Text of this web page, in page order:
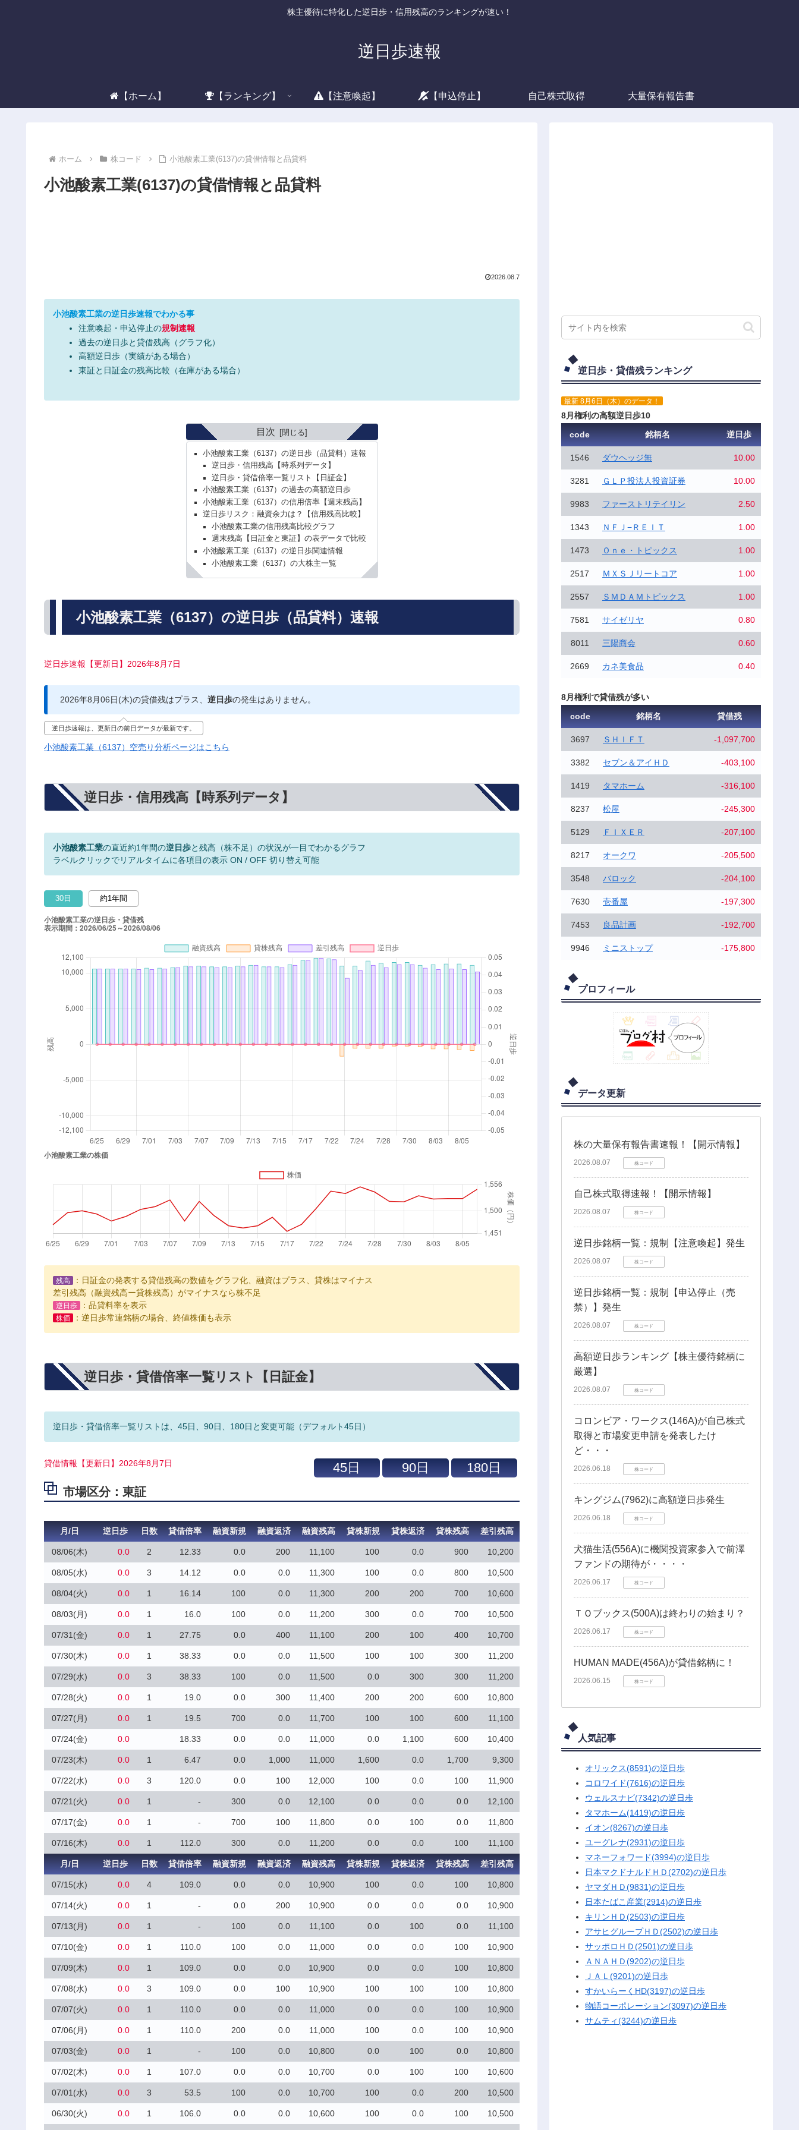
株主優待に特化した逆日歩・信用残高のランキングが速い！
逆日歩速報
【ホーム】 【ランキング】 【注意喚起】 【申込停止】 自己株式取得 大量保有報告書
ホーム 株コード 小池酸素工業(6137)の貸借情報と品貸料
小池酸素工業(6137)の貸借情報と品貸料
2026.08.7
小池酸素工業の逆日歩速報でわかる事
注意喚起・申込停止の規制速報
過去の逆日歩と貸借残高（グラフ化）
高額逆日歩（実績がある場合）
東証と日証金の残高比較（在庫がある場合）
目次
小池酸素工業（6137）の逆日歩（品貸料）速報
逆日歩・信用残高【時系列データ】
逆日歩・貸借倍率一覧リスト【日証金】
小池酸素工業（6137）の過去の高額逆日歩
小池酸素工業（6137）の信用倍率【週末残高】
逆日歩リスク：融資余力は？【信用残高比較】
小池酸素工業の信用残高比較グラフ
週末残高【日証金と東証】の表データで比較
小池酸素工業（6137）の逆日歩関連情報
小池酸素工業（6137）の大株主一覧
小池酸素工業（6137）の逆日歩（品貸料）速報
逆日歩速報【更新日】2026年8月7日
2026年8月06日(木)の貸借残はプラス、 逆日歩の発生はありません。
逆日歩速報は、更新日の前日データが最新です。
小池酸素工業（6137）空売り分析ページはこちら
逆日歩・信用残高【時系列データ】
小池酸素工業の直近約1年間の逆日歩と残高（株不足）の状況が一目でわかるグラフ
ラベルクリックでリアルタイムに各項目の表示 ON / OFF 切り替え可能
30日 約1年間
残高
：日証金の発表する貸借残高の数値をグラフ化、融資はプラス、貸株はマイナス
差引残高（融資残高ー貸株残高）がマイナスなら株不足
逆日歩 ：品貸料率を表示
株価 ：逆日歩常連銘柄の場合、終値株価も表示
逆日歩・貸借倍率一覧リスト【日証金】
逆日歩・貸借倍率一覧リストは、45日、90日、180日と変更可能（デフォルト45日）
貸借情報【更新日】2026年8月7日
市場区分：東証
月/日 逆日歩 日数 貸借倍率 融資新規 融資返済 融資残高 貸株新規 貸株返済 貸株残高 差引残高
08/06(木) 0.0 2 12.33 0.0 200 11,100 100 0.0 900 10,200
08/05(水) 0.0 3 14.12 0.0 0.0 11,300 100 0.0 800 10,500
08/04(火) 0.0 1 16.14 100 0.0 11,300 200 200 700 10,600
08/03(月) 0.0 1 16.0 100 0.0 11,200 300 0.0 700 10,500
07/31(金) 0.0 1 27.75 0.0 400 11,100 200 100 400 10,700
07/30(木) 0.0 1 38.33 0.0 0.0 11,500 100 100 300 11,200
07/29(水) 0.0 3 38.33 100 0.0 11,500 0.0 300 300 11,200
07/28(火) 0.0 1 19.0 0.0 300 11,400 200 200 600 10,800
07/27(月) 0.0 1 19.5 700 0.0 11,700 100 100 600 11,100
07/24(金) 0.0 18.33 0.0 0.0 11,000 0.0 1,100 600 10,400
07/23(木) 0.0 1 6.47 0.0 1,000 11,000 1,600 0.0 1,700 9,300
07/22(水) 0.0 3 120.0 0.0 100 12,000 100 0.0 100 11,900
07/21(火) 0.0 1 - 300 0.0 12,100 0.0 0.0 0.0 12,100
07/17(金) 0.0 1 - 700 100 11,800 0.0 100 0.0 11,800
07/16(木) 0.0 1 112.0 300 0.0 11,200 0.0 0.0 100 11,100
月/日 逆日歩 日数 貸借倍率 融資新規 融資返済 融資残高 貸株新規 貸株返済 貸株残高 差引残高
07/15(水) 0.0 4 109.0 0.0 0.0 10,900 100 0.0 100 10,800
07/14(火) 0.0 1 - 0.0 200 10,900 0.0 0.0 0.0 10,900
07/13(月) 0.0 1 - 100 0.0 11,100 0.0 100 0.0 11,100
07/10(金) 0.0 1 110.0 100 0.0 11,000 0.0 0.0 100 10,900
07/09(木) 0.0 1 109.0 0.0 0.0 10,900 0.0 0.0 100 10,800
07/08(水) 0.0 3 109.0 0.0 100 10,900 100 100 100 10,800
07/07(火) 0.0 1 110.0 0.0 0.0 11,000 0.0 0.0 100 10,900
07/06(月) 0.0 1 110.0 200 0.0 11,000 100 0.0 100 10,900
07/03(金) 0.0 1 - 100 0.0 10,800 0.0 100 0.0 10,800
07/02(木) 0.0 1 107.0 0.0 0.0 10,700 0.0 100 100 10,600
07/01(水) 0.0 3 53.5 100 0.0 10,700 100 0.0 200 10,500
06/30(火) 0.0 1 106.0 0.0 0.0 10,600 100 0.0 100 10,500
逆日歩・貸借残ランキング
最新 8月6日（木）のデータ！
8月権利の高額逆日歩10
code
銘柄名 逆日歩
1546 ダウヘッジ無 10.00
3281 ＧＬＰ投法人投資証券 10.00
9983 ファーストリテイリン 2.50
1343 ＮＦＪ−ＲＥＩＴ 1.00
1473 Ｏｎｅ・トピックス 1.00
2517 ＭＸＳＪリートコア 1.00
2557 ＳＭＤＡＭトピックス 1.00
7581 サイゼリヤ 0.80
8011 三陽商会 0.60
2669 カネ美食品 0.40
8月権利で貸借残が多い
code
銘柄名 貸借残
3697 ＳＨＩＦＴ -1,097,700
3382 セブン＆アイＨＤ -403,100
1419 タマホーム -316,100
8237 松屋 -245,300
5129 ＦＩＸＥＲ -207,100
8217 オークワ -205,500
3548 バロック -204,100
7630 壱番屋 -197,300
7453 良品計画 -192,700
9946 ミニストップ -175,800
プロフィール
データ更新
株の大量保有報告書速報！【開示情報】
2026.08.07 株コード
自己株式取得速報！【開示情報】
2026.08.07 株コード
逆日歩銘柄一覧：規制【注意喚起】発生
2026.08.07 株コード
逆日歩銘柄一覧：規制【申込停止（売
禁）】発生
2026.08.07 株コード
高額逆日歩ランキング【株主優待銘柄に
厳選】
2026.08.07 株コード
コロンビア・ワークス(146A)が自己株式
取得と市場変更申請を発表したけ
ど・・・
2026.06.18 株コード
キングジム(7962)に高額逆日歩発生
2026.06.18 株コード
犬猫生活(556A)に機関投資家参入で前澤
ファンドの期待が・・・・
2026.06.17 株コード
ＴＯブックス(500A)は終わりの始まり？
2026.06.17 株コード
HUMAN MADE(456A)が貸借銘柄に！
2026.06.15 株コード
人気記事
オリックス(8591)の逆日歩
コロワイド(7616)の逆日歩
ウェルスナビ(7342)の逆日歩
タマホーム(1419)の逆日歩
イオン(8267)の逆日歩
ユーグレナ(2931)の逆日歩
マネーフォワード(3994)の逆日歩
日本マクドナルドＨＤ(2702)の逆日歩
ヤマダＨＤ(9831)の逆日歩
日本たばこ産業(2914)の逆日歩
キリンＨＤ(2503)の逆日歩
アサヒグループＨＤ(2502)の逆日歩
サッポロＨＤ(2501)の逆日歩
ＡＮＡＨＤ(9202)の逆日歩
ＪＡＬ(9201)の逆日歩
すかいらーくHD(3197)の逆日歩
物語コーポレーション(3097)の逆日歩
サムティ(3244)の逆日歩